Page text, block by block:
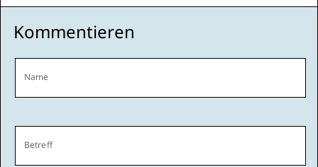
Kommentieren
Name
Betreff